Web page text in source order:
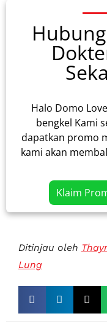
Halo Domo
bengkel Kami
dapatkan promo
kami akan
Klaim
Ditinjau oleh
Lung